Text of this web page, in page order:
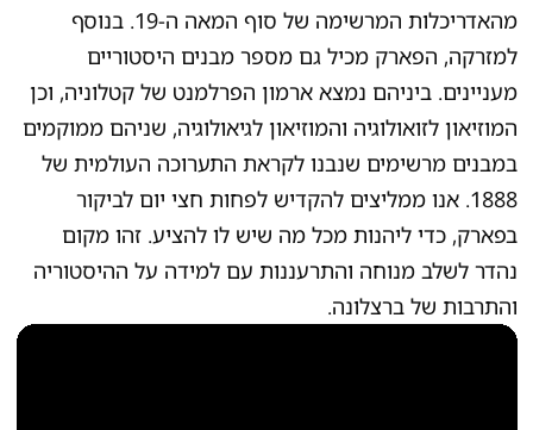
מהאדריכלות המרשימה של סוף המאה ה-19. בנוסף
למזרקה, הפארק מכיל גם מספר מבנים היסטוריים
מעניינים. ביניהם נמצא ארמון הפרלמנט של קטלוניה, וכן
המוזיאון לזואולוגיה והמוזיאון לגיאולוגיה, שניהם ממוקמים
במבנים מרשימים שנבנו לקראת התערוכה העולמית של
1888. אנו ממליצים להקדיש לפחות חצי יום לביקור
בפארק, כדי ליהנות מכל מה שיש לו להציע. זהו מקום
נהדר לשלב מנוחה והתרעננות עם למידה על ההיסטוריה
והתרבות של ברצלונה.